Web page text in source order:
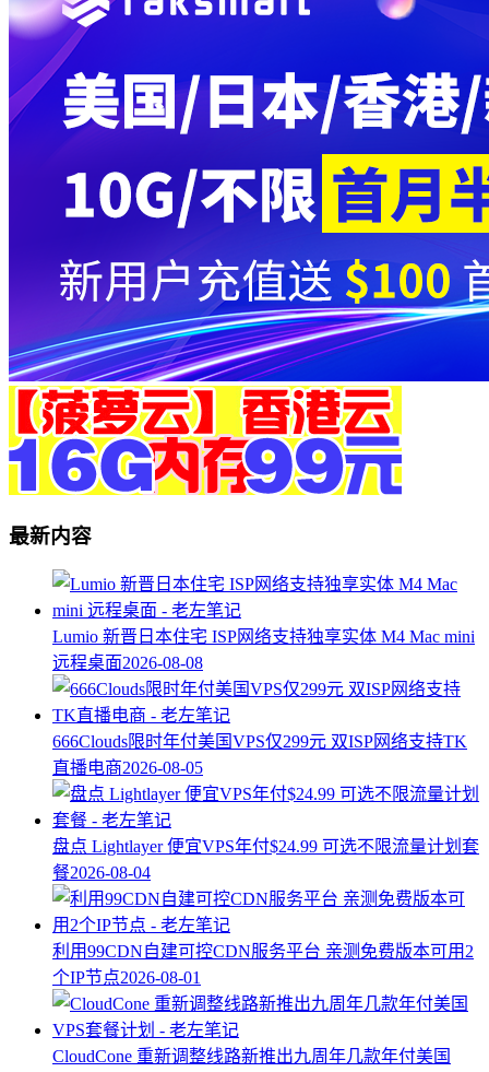
最新内容
Lumio 新晋日本住宅 ISP网络支持独享实体 M4 Mac mini
远程桌面2026-08-08
666Clouds限时年付美国VPS仅299元 双ISP网络支持TK
直播电商2026-08-05
盘点 Lightlayer 便宜VPS年付$24.99 可选不限流量计划套
餐2026-08-04
利用99CDN自建可控CDN服务平台 亲测免费版本可用2
个IP节点2026-08-01
CloudCone 重新调整线路新推出九周年几款年付美国